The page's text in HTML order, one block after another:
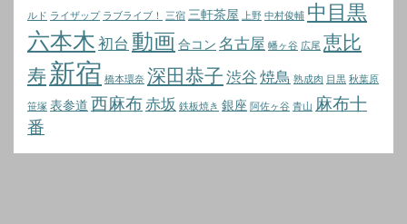
ルド ライザップ ラブライブ！ 三宿 三軒茶屋 上野 中村俊輔 中目黒
六本木 初台 動画 合コン 名古屋 幡ヶ谷 広尾 恵比
寿 新宿 橋本環奈 深田恭子 渋谷 焼鳥 熟成肉 目黒 秋葉原
笹塚 表参道 西麻布赤坂 鉄板焼き 銀座 阿佐ヶ谷 青山 麻布十
番